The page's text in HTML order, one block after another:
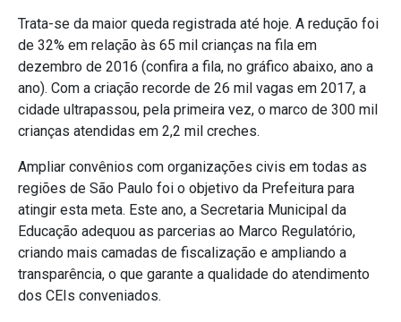
Trata-se da maior queda registrada até hoje. A redução foi
de 32% em relação às 65 mil crianças na fila em
dezembro de 2016 (confira a fila, no gráfico abaixo, ano a
ano). Com a criação recorde de 26 mil vagas em 2017, a
cidade ultrapassou, pela primeira vez, o marco de 300 mil
crianças atendidas em 2,2 mil creches.
Ampliar convênios com organizações civis em todas as
regiões de São Paulo foi o objetivo da Prefeitura para
atingir esta meta. Este ano, a Secretaria Municipal da
Educação adequou as parcerias ao Marco Regulatório,
criando mais camadas de fiscalização e ampliando a
transparência, o que garante a qualidade do atendimento
dos CEIs conveniados.